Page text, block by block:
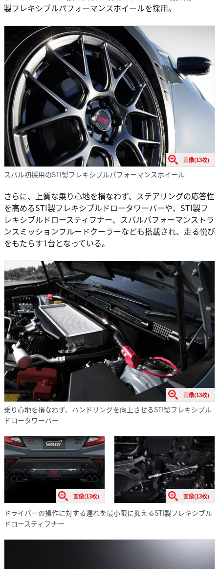
製フレキシブルパフォーマンスホイールを採用。
画像(13枚)
スバル初採用のSTI製フレキシブルパフォーマンスホイール
さらに、上質な乗り心地を損なわず、ステアリングの応答性
を高めるSTI製フレキシブルドロータワーバーや、STI製フ
レキシブルドロースティフナー、スバルパフォーマンストラ
ンスミッションフルードクーラーなども搭載され、走る悦び
をもたらす1台となっている。
画像(13枚)
乗り心地を損なわず、ハンドリングを向上させるSTI製フレキシブル
ドロータワーバー
画像(13枚) 画像(13枚)
ドライバーの操作に対する遅れを最小限に抑えるSTI製フレキシブル
ドロースティフナー